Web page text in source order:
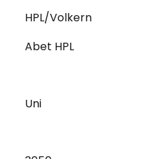
HPL/Volkern
Abet HPL
Uni